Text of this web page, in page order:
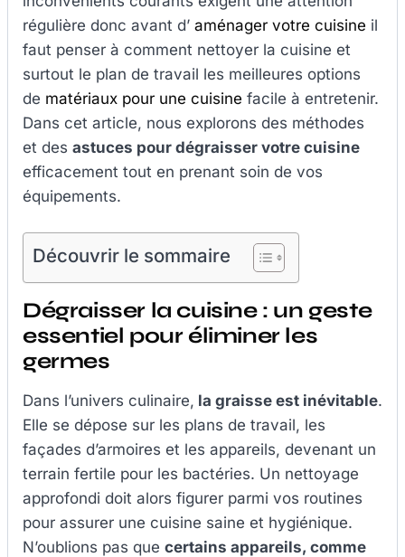
régulière donc avant d’ aménager votre cuisine il
faut penser à comment nettoyer la cuisine et
surtout le plan de travail les meilleures options
de matériaux pour une cuisine facile à entretenir.
Dans cet article, nous explorons des méthodes
et des astuces pour dégraisser votre cuisine
efficacement tout en prenant soin de vos
équipements.
Découvrir le sommaire
Dégraisser la cuisine : un geste
essentiel pour éliminer les
germes
Dans l’univers culinaire, la graisse est inévitable.
Elle se dépose sur les plans de travail, les
façades d’armoires et les appareils, devenant un
terrain fertile pour les bactéries. Un nettoyage
approfondi doit alors figurer parmi vos routines
pour assurer une cuisine saine et hygiénique.
N’oublions pas que certains appareils, comme